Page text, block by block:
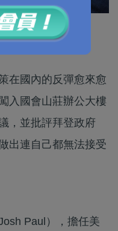
義之舉！//
在國內的反彈愈來愈
入國會山莊辦公大樓
，並批評拜登政府
出連自己都無法接受
Paul），擔任美